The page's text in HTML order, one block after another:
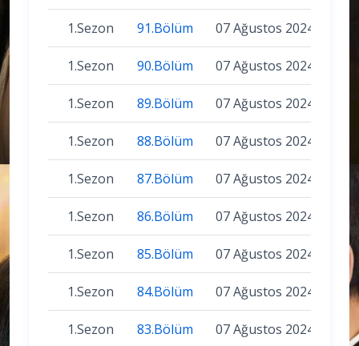
1.Sezon 91.Bölüm 07 Ağustos 2024
1.Sezon 90.Bölüm 07 Ağustos 2024
1.Sezon 89.Bölüm 07 Ağustos 2024
1.Sezon 88.Bölüm 07 Ağustos 2024
1.Sezon 87.Bölüm 07 Ağustos 2024
1.Sezon 86.Bölüm 07 Ağustos 2024
1.Sezon 85.Bölüm 07 Ağustos 2024
1.Sezon 84.Bölüm 07 Ağustos 2024
1.Sezon 83.Bölüm 07 Ağustos 2024